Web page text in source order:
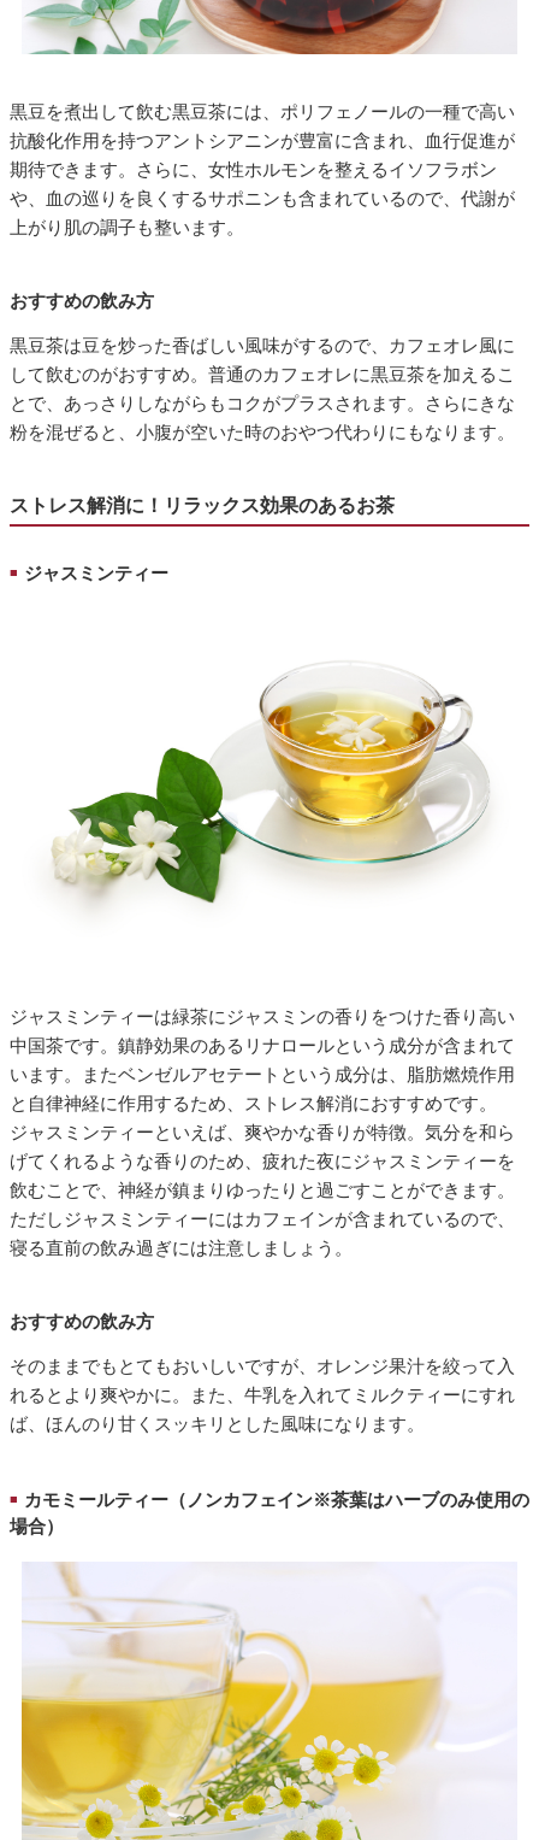
黒豆を煮出して飲む黒豆茶には、ポリフェノールの一種で高い
抗酸化作用を持つアントシアニンが豊富に含まれ、血行促進が
期待できます。さらに、女性ホルモンを整えるイソフラボン
や、血の巡りを良くするサポニンも含まれているので、代謝が
上がり肌の調子も整います。
おすすめの飲み方
黒豆茶は豆を炒った香ばしい風味がするので、カフェオレ風に
して飲むのがおすすめ。普通のカフェオレに黒豆茶を加えるこ
とで、あっさりしながらもコクがプラスされます。さらにきな
粉を混ぜると、小腹が空いた時のおやつ代わりにもなります。
ストレス解消に！リラックス効果のあるお茶
■ ジャスミンティー
ジャスミンティーは緑茶にジャスミンの香りをつけた香り高い
中国茶です。鎮静効果のあるリナロールという成分が含まれて
います。またベンゼルアセテートという成分は、脂肪燃焼作用
と自律神経に作用するため、ストレス解消におすすめです。
ジャスミンティーといえば、爽やかな香りが特徴。気分を和ら
げてくれるような香りのため、疲れた夜にジャスミンティーを
飲むことで、神経が鎮まりゆったりと過ごすことができます。
ただしジャスミンティーにはカフェインが含まれているので、
寝る直前の飲み過ぎには注意しましょう。
おすすめの飲み方
そのままでもとてもおいしいですが、オレンジ果汁を絞って入
れるとより爽やかに。また、牛乳を入れてミルクティーにすれ
ば、ほんのり甘くスッキリとした風味になります。
■
カモミールティー（ノンカフェイン※茶葉はハーブのみ使用の
場合）